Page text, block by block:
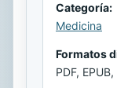
Categoría:
Medicina
Formatos
PDF,